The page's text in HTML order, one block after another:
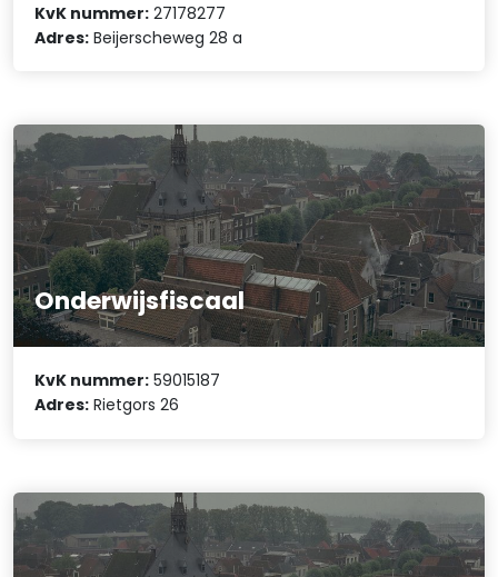
KvK nummer: 27178277
Adres: Beijerscheweg 28 a
Onderwijsfiscaal
KvK nummer: 59015187
Adres: Rietgors 26